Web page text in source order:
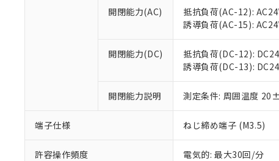
開閉能力(AC)
抵抗負荷(AC-12):
誘導負荷(AC-15):
開閉能力(DC)
抵抗負荷(DC-12):
誘導負荷(DC-13):
開閉能力説明 測定条件: 周囲温度
端子仕様 ねじ締め端子 (M3.5)
許容操作頻度
電気的: 最大30回/分
本サービスは
くものです。
当社制御機器
のであり、閲
い。
正式な納期状
当社販売員に
オムロン制御
在庫状況およ
マイパーツ
*EU RoHS指令（10物質）
鉛(Pb) 1000ppm以下、
六価クロム(Cr(Ⅵ))
但し、RoHS指令で産業
フタル酸エステル類の４
※2 対応予定月
部品在庫の切り替え
「－」：未確認で
*中国RoHS10物質の基準
Pb(鉛) :1000ppm、 Hg(
Cr(Ⅵ)(六価クロム) :
DBP(フタル酸ジブチル) :
※2 環境保護使
「ｅ」：有害物質
「10」：通常の使
当社は、これ
う）を輸出ま
などの必要な
ます。
当社は貴社製
置等に一切使
当社は、貴社
また当社は、
たしません。
記
号
説明
○ 一定数以
△ 一定数に
－
在庫なし
機器販売